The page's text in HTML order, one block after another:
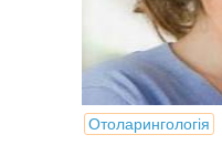
Отоларингологія